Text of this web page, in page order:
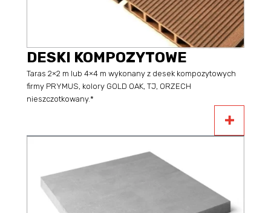
DESKI KOMPOZYTOWE
Taras 2×2 m lub 4×4 m wykonany z desek kompozytowych
firmy PRYMUS, kolory GOLD OAK, TJ, ORZECH
nieszczotkowany.*